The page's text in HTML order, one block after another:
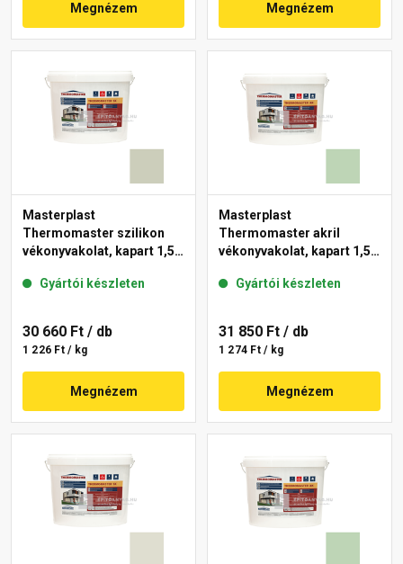
Megnézem Megnézem
Masterplast
Thermomaster szilikon
vékonyvakolat, kapart 1,5
Gyártói készleten
30 660 Ft / db
1 226 Ft / kg
Megnézem
Masterplast
Thermomaster akril
vékonyvakolat, kapart 1,5
Gyártói készleten
31 850 Ft / db
1 274 Ft / kg
Megnézem